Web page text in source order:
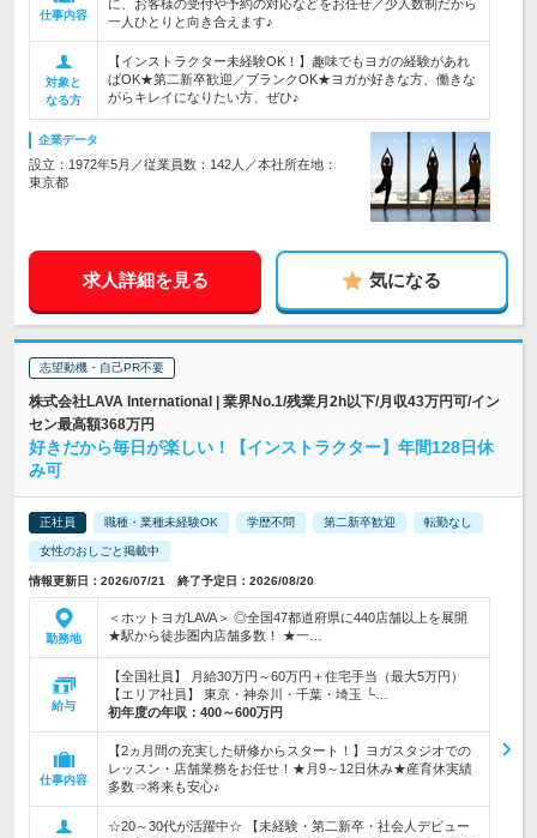
仕事内容
に、お客様の受付や予約の対応などをお任せ／少人数制だから
一人ひとりと向き合えます♪
対象と
なる方
【インストラクター未経験OK！】趣味でもヨガの経験があれ
ばOK★第二新卒歓迎／ブランクOK★ヨガが好きな方、働きな
がらキレイになりたい方、ぜひ♪
企業データ
設立：1972年5月／従業員数：142人／本社所在地：
東京都
求人詳細を見る 気になる
志望動機・自己PR不要
株式会社LAVA International | 業界No.1/残業月2h以下/月収43万円可/イン
セン最高額368万円
好きだから毎日が楽しい！【インストラクター】年間128日休
み可
正社員 職種・業種未経験OK 学歴不問 第二新卒歓迎 転勤なし
女性のおしごと掲載中
情報更新日：2026/07/21 終了予定日：2026/08/20
勤務地
＜ホットヨガLAVA＞ ◎全国47都道府県に440店舗以上を展開
★駅から徒歩圏内店舗多数！ ★一…
給与
【全国社員】 月給30万円～60万円＋住宅手当（最大5万円）
【エリア社員】 東京・神奈川・千葉・埼玉 └…
初年度の年収： 400～600万円
仕事内容
【2ヵ月間の充実した研修からスタート！】ヨガスタジオでの
レッスン・店舗業務をお任せ！★月9～12日休み★産育休実績
多数⇒将来も安心♪
☆20～30代が活躍中☆ 【未経験・第二新卒・社会人デビュー